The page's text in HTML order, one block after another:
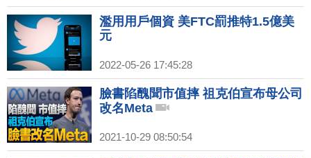
濫用用戶個資 美FTC罰推特1.5億美
元
2022-05-26 17:45:28
臉書陷醜聞市值摔 祖克伯宣布母公司
改名Meta
2021-10-29 08:50:54